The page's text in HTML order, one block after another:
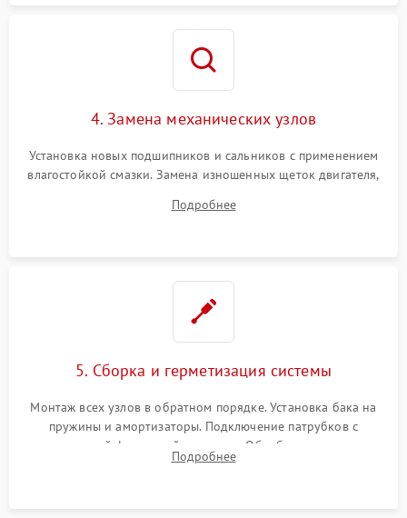
4. Замена механических узлов
Установка новых подшипников и сальников с применением
влагостойкой смазки. Замена изношенных щеток двигателя,
или поврежденной резиновой манжеты.
Подробнее
5. Сборка и герметизация системы
Монтаж всех узлов в обратном порядке. Установка бака на
пружины и амортизаторы. Подключение патрубков с
надежной фиксацией хомутами. Обработка стыков
герметиком для предотвращения возможных протечек воды.
Подробнее